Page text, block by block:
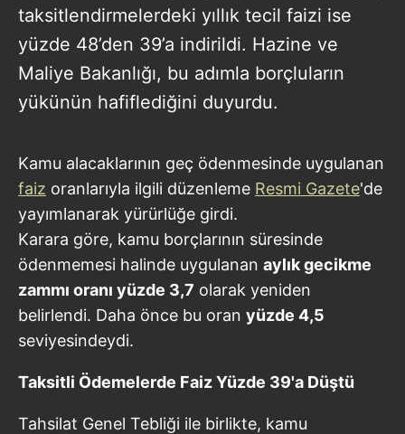
taksitlendirmelerdeki yıllık tecil faizi ise
yüzde 48’den 39’a indirildi. Hazine ve
Maliye Bakanlığı, bu adımla borçluların
yükünün hafiflediğini duyurdu.
Kamu alacaklarının geç ödenmesinde uygulanan
faiz oranlarıyla ilgili düzenleme Resmi Gazete'de
yayımlanarak yürürlüğe girdi.
Karara göre, kamu borçlarının süresinde
ödenmemesi halinde uygulanan aylık gecikme
zammı oranı yüzde 3,7 olarak yeniden
belirlendi. Daha önce bu oran yüzde 4,5
seviyesindeydi.
Taksitli Ödemelerde Faiz Yüzde 39'a Düştü
Tahsilat Genel Tebliği ile birlikte, kamu